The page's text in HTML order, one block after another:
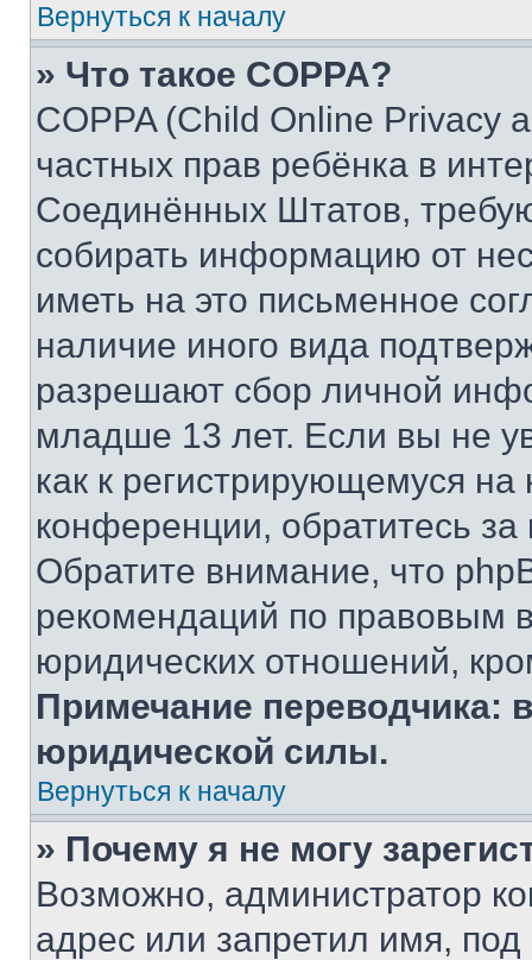
Вернуться к началу
» Что такое COPPA?
COPPA (Child Online Privacy
частных прав ребёнка в
Соединённых Штатов,
собирать информацию от
иметь на это письменное
наличие иного вида
разрешают сбор личной
младше 13 лет. Если вы не
как к регистрирующемуся
конференции, обратитесь
Обратите внимание, что
рекомендаций по правовым
юридических отношений,
Примечание переводчика:
юридической силы.
Вернуться к началу
» Почему я не могу
Возможно, администратор
адрес или запретил имя,